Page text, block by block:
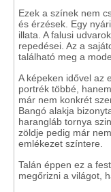
Ezek a színek nem
és érzések. Egy
illata. A falusi
repedései. Az a
található meg a
A képeken idővel az
portrék többé,
már nem konkrét
Bangó alakja
harangláb tornya
zöldje pedig már
emlékezet színtere.
Talán éppen ez a
megőrizni a világot,